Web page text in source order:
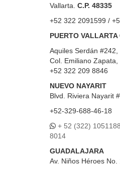
Vallarta. C.P. 48335
+52 322 2091599 /
PUERTO VALLARTA
Aquiles Serdán #242,
Col. Emiliano Zapata,
+52 322 209 8846
NUEVO NAYARIT
Blvd.
Riviera Nayarit
+52-329-688-46-18
+ 52 (322) 1051188
8014
GUADALAJARA
Av. Niños Héroes